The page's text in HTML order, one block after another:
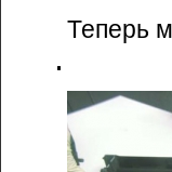
Теперь